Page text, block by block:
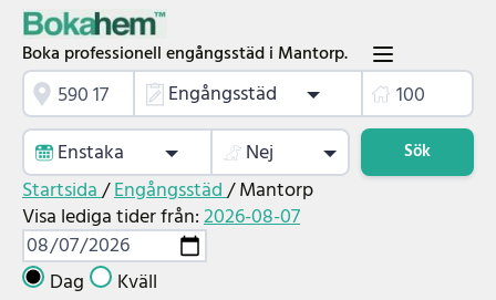
Boka professionell engångsstäd i Mantorp.
Engångsstäd
Enstaka
Nej Sök
Startsida/Engångsstäd/Mantorp
Visa lediga tider från:2026-08-07
Dag Kväll